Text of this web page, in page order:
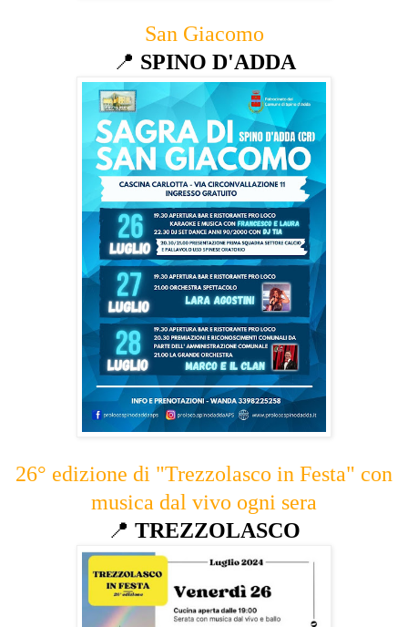
San Giacomo
📍 SPINO D'ADDA
26° edizione di "Trezzolasco in Festa" con
musica dal vivo ogni sera
📍 TREZZOLASCO